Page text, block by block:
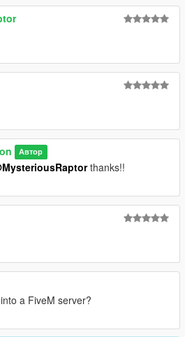
Автор
thanks!!
a FiveM server?